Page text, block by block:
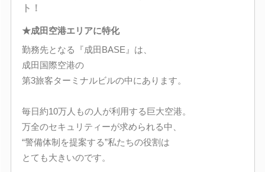
ト！
★成田空港エリアに特化
勤務先となる『成田BASE』は、
成田国際空港の
第3旅客ターミナルビルの中にあります。
毎日約10万人もの人が利用する巨大空港。
万全のセキュリティーが求められる中、
“警備体制を提案する”私たちの役割は
とても大きいのです。